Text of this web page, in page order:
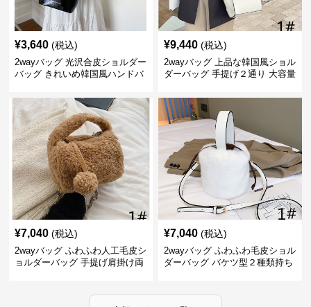
¥3,640 (税込)
2wayバッグ 光沢合皮ショルダー
バッグ きれいめ韓国風ハンドバ
¥9,440 (税込)
2wayバッグ 上品な韓国風ショル
ダーバッグ 手提げ２通り 大容量
¥7,040 (税込)
2wayバッグ ふわふわ人工毛皮シ
ョルダーバッグ 手提げ肩掛け両
¥7,040 (税込)
2wayバッグ ふわふわ毛皮ショル
ダーバッグ バケツ型２種類持ち